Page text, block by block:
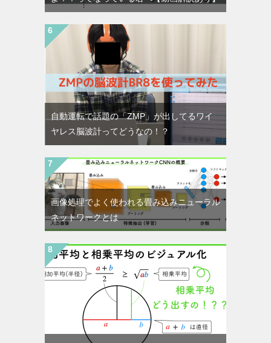
自動運転で話題の「ZMP」が出してるワイ
ヤレス脳波計ってどうなの！？
画像処理でよく使われる畳み込みニューラル
ネットワークとは